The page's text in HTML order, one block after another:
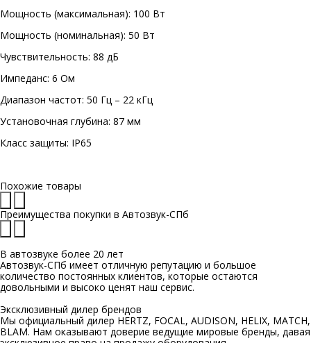
Мощность (максимальная): 100 Вт
Мощность (номинальная): 50 Вт
Чувствительность: 88 дБ
Импеданс: 6 Ом
Диапазон частот: 50 Гц – 22 кГц
Установочная глубина: 87 мм
Класс защиты: IP65
Похожие товары
Преимущества покупки в Автозвук-СПб
В автозвуке более 20 лет
Автозвук-СПб имеет отличную репутацию и большое
количество постоянных клиентов, которые остаются
довольными и высоко ценят наш сервис.
Эксклюзивный дилер брендов
Мы официальный дилер HERTZ, FOCAL, AUDISON, HELIX, MATCH,
BLAM. Нам оказывают доверие ведущие мировые бренды, давая